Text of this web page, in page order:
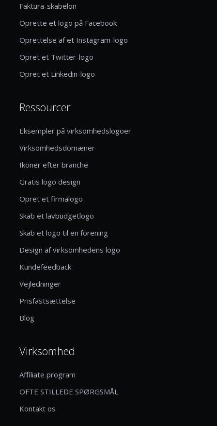
Faktura-skabelon
Oprette et logo på Facebook
Oprettelse af et Instagram-logo
Opret et Twitter-logo
Opret et Linkedin-logo
Ressourcer
Eksempler på virksomhedslogoer
Virksomhedsdomæner
Ikoner efter branche
Gratis logo design
Opret et firmalogo
Skab et lavbudgetlogo
Skab et logo til en forening
Design af virksomhedens logo
Kundefeedback
Vejledninger
Prisfastsættelse
Blog
Virksomhed
Affiliate program
OFTE STILLEDE SPØRGSMÅL
Kontakt os